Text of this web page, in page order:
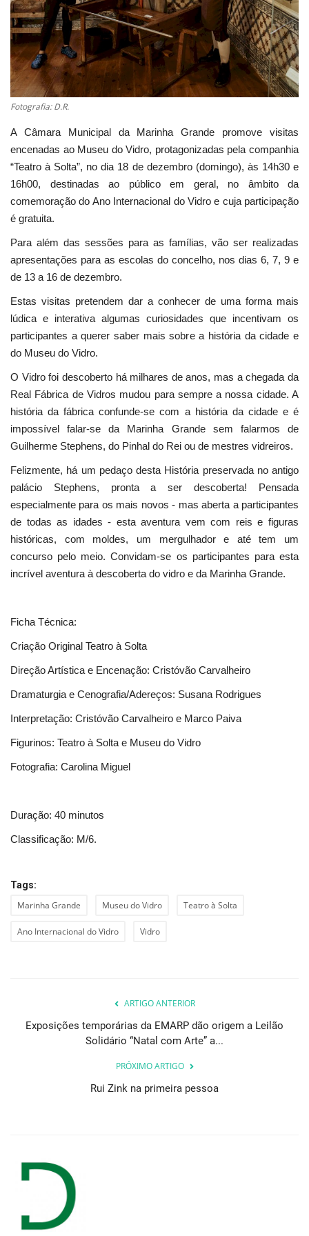
Estatuto Editorial
Saúde
Ficha técnica
Cultura
Lazer
Ambiente
Fotografia: D.R.
A Câmara Municipal da Marinha Grande promove visitas
encenadas ao Museu do Vidro, protagonizadas pela companhia
“Teatro à Solta”, no dia 18 de dezembro (domingo), às 14h30 e
16h00, destinadas ao público em geral, no âmbito da
comemoração do Ano Internacional do Vidro e cuja participação
é gratuita.
Para além das sessões para as famílias, vão ser realizadas
apresentações para as escolas do concelho, nos dias 6, 7, 9 e
de 13 a 16 de dezembro.
Estas visitas pretendem dar a conhecer de uma forma mais
lúdica e interativa algumas curiosidades que incentivam os
participantes a querer saber mais sobre a história da cidade e
do Museu do Vidro.
O Vidro foi descoberto há milhares de anos, mas a chegada da
Real Fábrica de Vidros mudou para sempre a nossa cidade. A
história da fábrica confunde-se com a história da cidade e é
impossível falar-se da Marinha Grande sem falarmos de
Guilherme Stephens, do Pinhal do Rei ou de mestres vidreiros.
Felizmente, há um pedaço desta História preservada no antigo
palácio Stephens, pronta a ser descoberta! Pensada
especialmente para os mais novos - mas aberta a participantes
de todas as idades - esta aventura vem com reis e figuras
históricas, com moldes, um mergulhador e até tem um
concurso pelo meio. Convidam-se os participantes para esta
incrível aventura à descoberta do vidro e da Marinha Grande.
Ficha Técnica:
Criação Original Teatro à Solta
Direção Artística e Encenação: Cristóvão Carvalheiro
Dramaturgia e Cenografia/Adereços: Susana Rodrigues
Interpretação: Cristóvão Carvalheiro e Marco Paiva
Figurinos: Teatro à Solta e Museu do Vidro
Fotografia: Carolina Miguel
Duração: 40 minutos
Classificação: M/6.
Tags:
Marinha Grande Museu do Vidro Teatro à Solta
Ano Internacional do Vidro Vidro
ARTIGO ANTERIOR
Exposições temporárias da EMARP dão origem a Leilão
Solidário “Natal com Arte” a...
PRÓXIMO ARTIGO
Rui Zink na primeira pessoa